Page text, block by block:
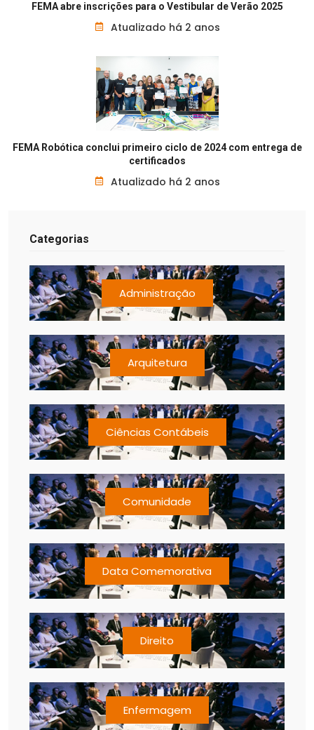
FEMA abre inscrições para o Vestibular de Verão 2025
Atualizado há 2 anos
FEMA Robótica conclui primeiro ciclo de 2024 com entrega de
certificados
Atualizado há 2 anos
Categorias
Administração
Arquitetura
Ciências Contábeis
Comunidade
Data Comemorativa
Direito
Enfermagem